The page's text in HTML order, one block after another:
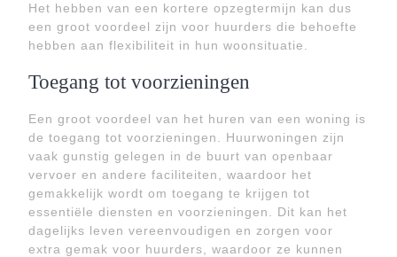
Het hebben van een kortere opzegtermijn kan dus
een groot voordeel zijn voor huurders die behoefte
hebben aan flexibiliteit in hun woonsituatie.
Toegang tot voorzieningen
Een groot voordeel van het huren van een woning is
de toegang tot voorzieningen. Huurwoningen zijn
vaak gunstig gelegen in de buurt van openbaar
vervoer en andere faciliteiten, waardoor het
gemakkelijk wordt om toegang te krijgen tot
essentiële diensten en voorzieningen. Dit kan het
dagelijks leven vereenvoudigen en zorgen voor
extra gemak voor huurders, waardoor ze kunnen